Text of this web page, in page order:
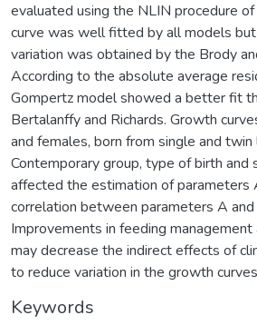
evaluated using the NLIN procedure
curve was well fitted by all models
variation was obtained by the Brody
According to the absolute average
Gompertz model showed a better fit
Bertalanffy and Richards. Growth
and females, born from single and twin
Contemporary group, type of birth and
affected the estimation of parameters
correlation between parameters A
Improvements in feeding
may decrease the indirect effects of
to reduce variation in the growth
Keywords